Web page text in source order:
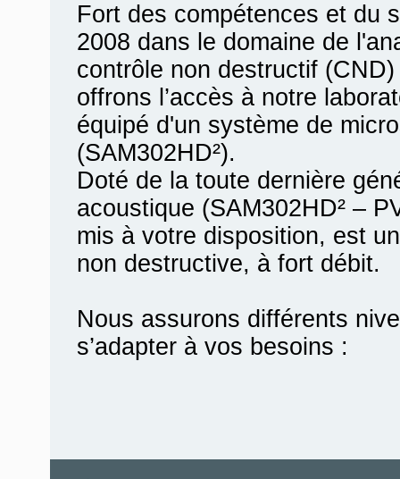
Fort des compétences et du
2008 dans le domaine de
contrôle non destructif
offrons l’accès à notre
équipé d'un système de
(SAM302HD²).
Doté de la toute dernière
acoustique (SAM302HD² –
mis à votre disposition, est
non destructive, à fort débit.
Nous assurons différents
s’adapter à vos besoins :